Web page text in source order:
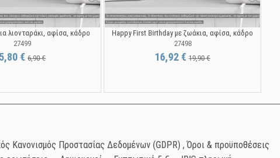
λιονταράκι, αφίσα, κάδρο
27499
5,80 €6,90 €
Happy First Birthday με ζωάκια, αφίσα, κάδρο
27498
16,92 €19,90 €
Κανονισμός Προστασίας Δεδομένων (GDPR) , Όροι & προϋποθέσεις